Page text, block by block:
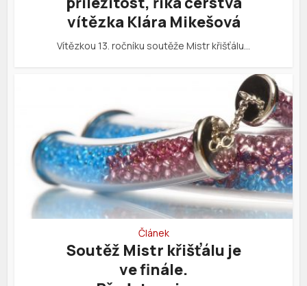
vítězka Klára Mikešová
Vítězkou 13. ročníku soutěže Mistr křišťálu…
Článek
Soutěž Mistr křišťálu je
ve finále.